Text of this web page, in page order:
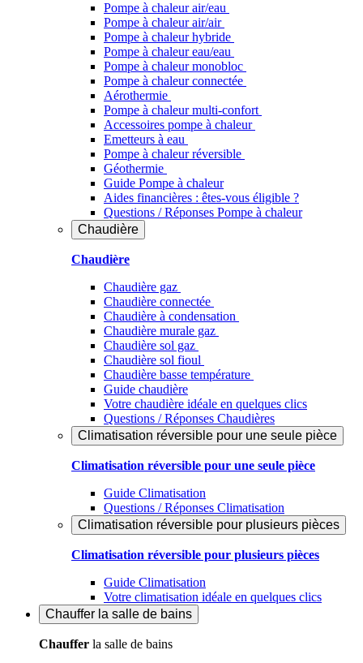
Pompe à chaleur air/eau
Pompe à chaleur air/air
Pompe à chaleur hybride
Pompe à chaleur​ eau/eau
Pompe à chaleur monobloc
Pompe à chaleur connectée
Aérothermie
Pompe à chaleur multi-confort
Accessoires pompe à chaleur
Emetteurs à eau
Pompe à chaleur réversible
Géothermie
Guide Pompe à chaleur
Aides financières : êtes-vous éligible ?
Questions / Réponses Pompe à chaleur
Chaudière
Chaudière
Chaudière gaz
Chaudière connectée
Chaudière à condensation
Chaudière murale gaz
Chaudière sol gaz
Chaudière sol fioul
Chaudière basse température
Guide chaudière
Votre chaudière idéale en quelques clics
Questions / Réponses Chaudières
Climatisation réversible pour une seule pièce
Climatisation réversible pour une seule pièce
Guide Climatisation
Questions / Réponses Climatisation
Climatisation réversible pour plusieurs pièces
Climatisation réversible pour plusieurs pièces
Guide Climatisation
Votre climatisation idéale en quelques clics
Chauffer la salle de bains
Chauffer la salle de bains